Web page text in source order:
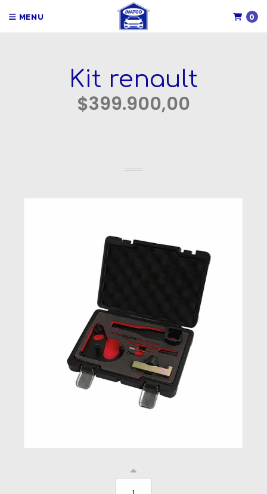
MENU 0
Kit renault
$399.900,00